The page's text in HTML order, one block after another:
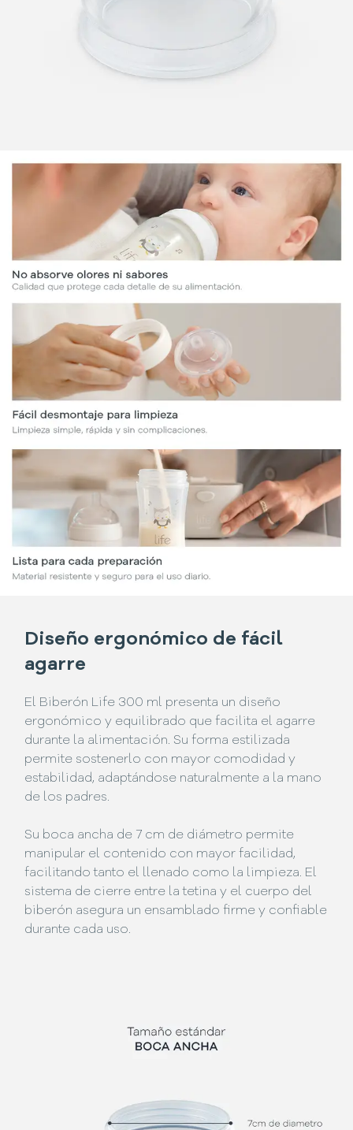
Diseño ergonómico de fácil
agarre
El Biberón Life 300 ml presenta un diseño
ergonómico y equilibrado que facilita el agarre
durante la alimentación. Su forma estilizada
permite sostenerlo con mayor comodidad y
estabilidad, adaptándose naturalmente a la mano
de los padres.
Su boca ancha de 7 cm de diámetro permite
manipular el contenido con mayor facilidad,
facilitando tanto el llenado como la limpieza. El
sistema de cierre entre la tetina y el cuerpo del
biberón asegura un ensamblado firme y confiable
durante cada uso.